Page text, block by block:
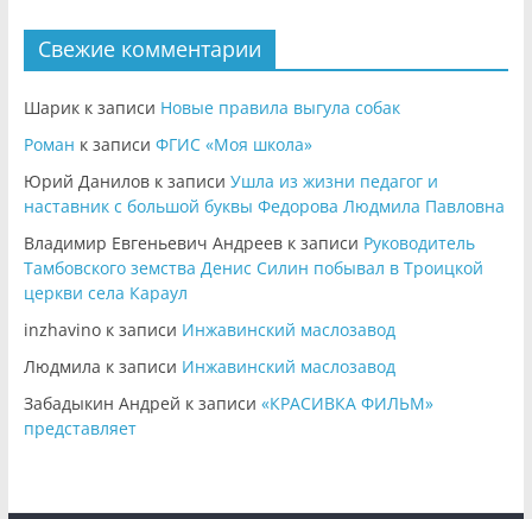
Свежие комментарии
Шарикк записи Новые правила выгула собак
Роман к записи ФГИС «Моя школа»
Юрий Даниловк записи Ушла из жизни педагог и
наставник с большой буквы Федорова Людмила Павловна
Владимир Евгеньевич Андреевк записи Руководитель
Тамбовского земства Денис Силин побывал в Троицкой
церкви села Караул
inzhavinoк записи Инжавинский маслозавод
Людмила к записи Инжавинский маслозавод
Забадыкин Андрей к записи «КРАСИВКА ФИЛЬМ»
представляет